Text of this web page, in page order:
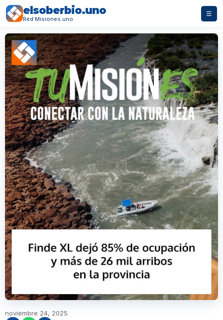
elsoberbio.uno
Red Misiones.uno
☰
noviembre 24, 2025